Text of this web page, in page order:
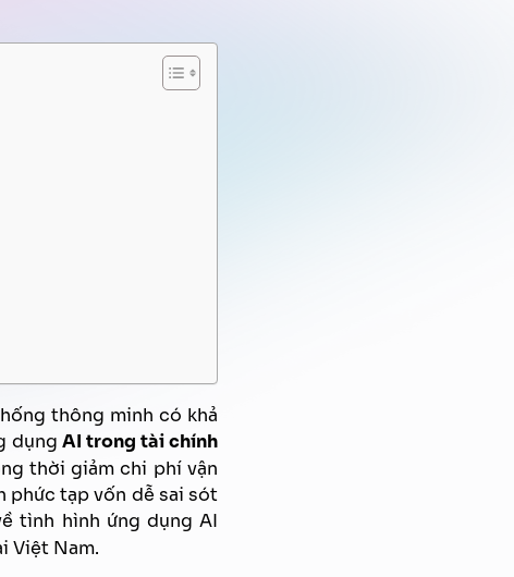
Định danh khách hàng
thông minh có khả
dụngAI trong tài chính
thời giảm chi phí vận
phức tạp vốn dễ sai sót
tình hình ứng dụng AI
Việt Nam.